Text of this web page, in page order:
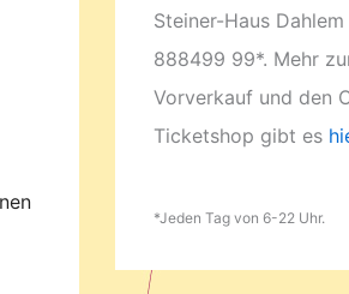
Steiner-Haus Dahlem
888499 99*. Mehr
Vorverkauf und den
Ticketshop gibt es
*Jeden Tag von 6-22 Uhr.